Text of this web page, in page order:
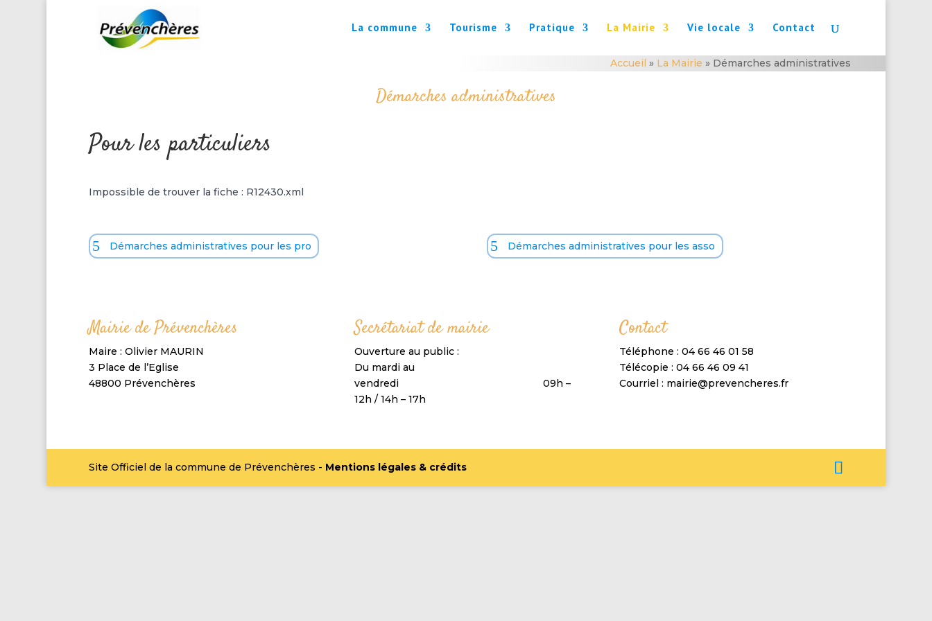
La commune Tourisme Pratique La Mairie Vie locale Contact
Accueil » La Mairie » Démarches administratives
Démarches administratives
Pour les particuliers
Impossible de trouver la fiche : R12430.xml
Démarches administratives pour les pro Démarches administratives pour les asso
Mairie de Prévenchères
Maire : Olivier MAURIN
3 Place de l’Eglise
48800 Prévenchères
Secrétariat de mairie
Ouverture au public :
Du mardi au
vendredi 09h –
12h / 14h – 17h
Contact
Téléphone : 04 66 46 01 58
Télécopie : 04 66 46 09 41
Courriel : mairie@prevencheres.fr
Site Officiel de la commune de Prévenchères - Mentions légales & crédits